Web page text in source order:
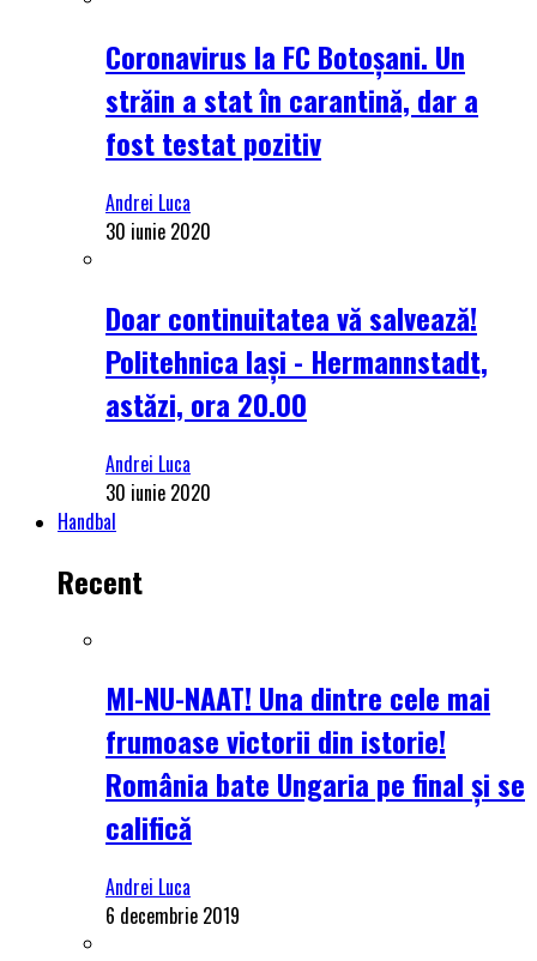
Coronavirus la FC Botoșani. Un
străin a stat în carantină, dar a
fost testat pozitiv
Andrei Luca
30 iunie 2020
Doar continuitatea vă salvează!
Politehnica Iași - Hermannstadt,
astăzi, ora 20.00
Andrei Luca
30 iunie 2020
Handbal
Recent
MI-NU-NAAT! Una dintre cele mai
frumoase victorii din istorie!
România bate Ungaria pe final și se
califică
Andrei Luca
6 decembrie 2019